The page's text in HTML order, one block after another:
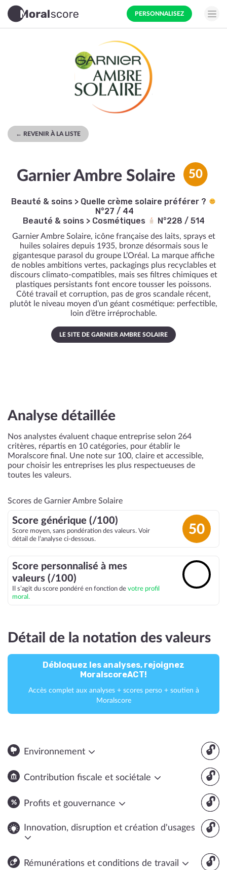
PERSONNALISEZ
← REVENIR À LA LISTE
Garnier Ambre Solaire 50
Beauté & soins> Quelle crème solaire préférer ?
N°27 / 44
Beauté & soins> Cosmétiques N°228 / 514
Garnier Ambre Solaire, icône française des laits, sprays et
huiles solaires depuis 1935, bronze désormais sous le
gigantesque parasol du groupe L’Oréal. La marque affiche
de nobles ambitions vertes, packagings plus recyclables et
discours climato-compatibles, mais ses filtres chimiques et
plastiques persistants font encore tousser les poissons.
Côté travail et corruption, pas de gros scandale récent,
plutôt le niveau moyen d’un géant cosmétique: perfectible,
loin d’être irréprochable.
LE SITE DE GARNIER AMBRE SOLAIRE
Analyse détaillée
Nos analystes évaluent chaque entreprise selon 264
critères, répartis en 10 catégories, pour établir le
Moralscore final. Une note sur 100, claire et accessible,
pour choisir les entreprises les plus respectueuses de
toutes les valeurs.
Scores de Garnier Ambre Solaire
Score générique (/100)
Score moyen, sans pondération des valeurs. Voir
détail de l’analyse ci-dessous.
50
Score personnalisé à mes
valeurs (/100)
Il s’agit du score pondéré en fonction de votre profil
moral.
Détail de la notation des valeurs
Débloquez les analyses, rejoignez
MoralscoreACT!
Accès complet aux analyses + scores perso + soutien à
Moralscore
🔓
Environnement
🔓
Contribution fiscale et sociétale
🔓
Profits et gouvernance
🔓
Innovation, disruption et création d'usages
🔓
Rémunérations et conditions de travail